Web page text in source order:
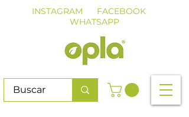
INSTAGRAM
FACEBOOK
WHATSAPP